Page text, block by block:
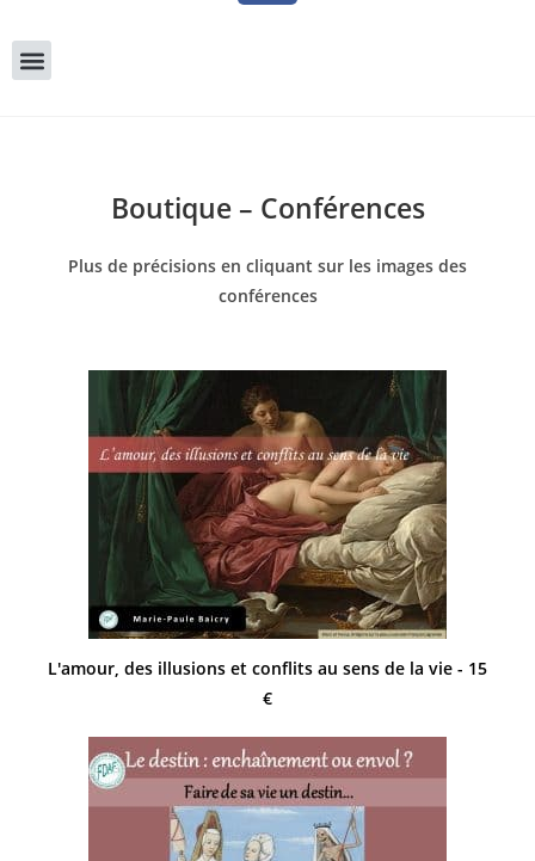
Boutique – Conférences
Plus de précisions en cliquant sur les images des
conférences
L'amour, des illusions et conflits au sens de la vie - 15
€